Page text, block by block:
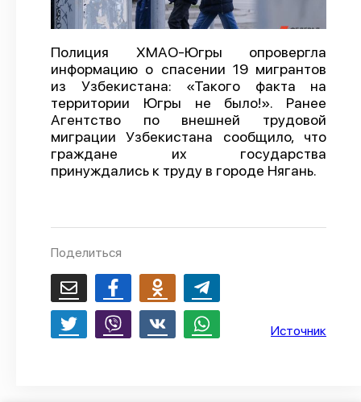
Справочник
О проекте
Политика конфиденциальности
Полиция ХМАО-Югры опровергла
информацию о спасении 19 мигрантов
из Узбекистана: «Такого факта на
территории Югры не было!». Ранее
Агентство по внешней трудовой
миграции Узбекистана сообщило, что
граждане их государства
принуждались к труду в городе Нягань.
Поделиться
Источник